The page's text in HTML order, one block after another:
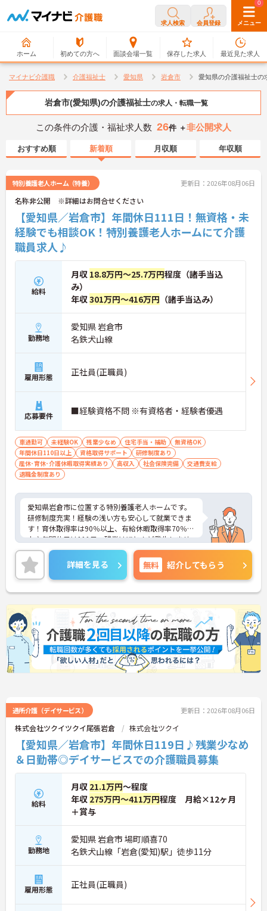
求人検索 会員登録 メニュー
ホーム 初めての方へ 面談会場一覧
0
保存した求人
0
最近見た求人
マイナビ介護職 介護福祉士 愛知県 岩倉市 愛知県の介護福祉士の
岩倉市(愛知県)の介護福祉士の求人・転職一覧
この条件の介護・福祉求人数 26件 ＋非公開求人
おすすめ順 新着順 月収順 年収順
特別養護老人ホーム（特養） 更新日：2026年08月06日
名称非公開 ※詳細はお問合せください
【愛知県／岩倉市】年間休日111日！無資格・未
経験でも相談OK！特別養護老人ホームにて介護
職員求人♪
給料
月収 18.8万円～25.7万円程度（諸手当込
み）
年収301万円～416万円 （諸手当込み）
勤務地
愛知県 岩倉市
名鉄犬山線
雇用形態 正社員(正職員)
応募要件 ■経験資格不問 ※有資格者・経験者優遇
車通勤可 未経験OK 残業少なめ 住宅手当・補助
無資格OK
年間休日110日以上
資格取得サポート
研修制度あり
産休･育休･介護休暇取得実績あり
高収入 社会保険完備
交通費支給
退職金制度あり
愛知県岩倉市に位置する特別養護老人ホームです。
研修制度充実！経験の浅い方も安心して就業できま
す！育休取得率は90％以上、有給休暇取得率70％以
上♪年間休日は111日、残業はほとんど発生しませ
ん！ご興味をお持ちの方には詳細の情報や面接のポ
イントをお伝えしますのでお気軽にお問い合わせく
ださいませ。
詳細を見る 無料 紹介してもらう
通所介護（デイサービス） 更新日：2026年08月06日
株式会社ツクイツクイ尾張岩倉 株式会社ツクイ
【愛知県／岩倉市】年間休日119日♪残業少なめ
＆日勤帯◎デイサービスでの介護職員募集
給料
月収 21.1万円～程度
年収 275万円～411万円程度 月給×12ヶ月
＋賞与
勤務地
愛知県 岩倉市 場町順喜70
名鉄犬山線「岩倉(愛知)駅」徒歩11分
雇用形態 正社員(正職員)